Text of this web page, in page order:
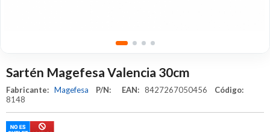
Sartén Magefesa Valencia 30cm
Fabricante: Magefesa P/N: EAN: 8427267050456 Código:
8148